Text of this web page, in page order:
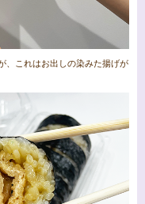
、これはお出しの染みた揚げが